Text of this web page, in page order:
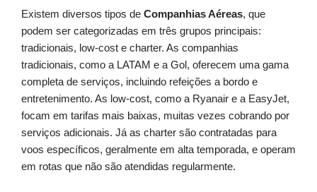
Existem diversos tipos de Companhias Aéreas, que
podem ser categorizadas em três grupos principais:
tradicionais, low-cost e charter. As companhias
tradicionais, como a LATAM e a Gol, oferecem uma gama
completa de serviços, incluindo refeições a bordo e
entretenimento. As low-cost, como a Ryanair e a EasyJet,
focam em tarifas mais baixas, muitas vezes cobrando por
serviços adicionais. Já as charter são contratadas para
voos específicos, geralmente em alta temporada, e operam
em rotas que não são atendidas regularmente.